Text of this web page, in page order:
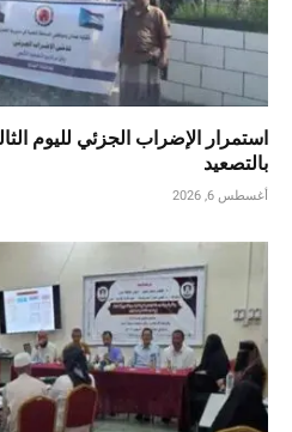
استمرار الإضراب الجزئي لليوم
بالتصعيد
أغسطس 6, 2026